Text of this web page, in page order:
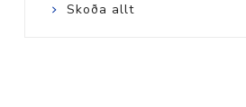
Skoða allt